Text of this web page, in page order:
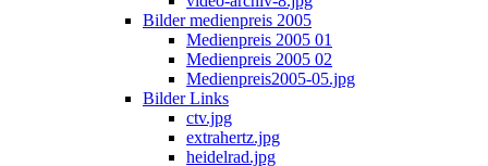
Bilder medienpreis 2005
Medienpreis 2005 01
Medienpreis 2005 02
Medienpreis2005-05.jpg
Bilder Links
ctv.jpg
extrahertz.jpg
heidelrad.jpg